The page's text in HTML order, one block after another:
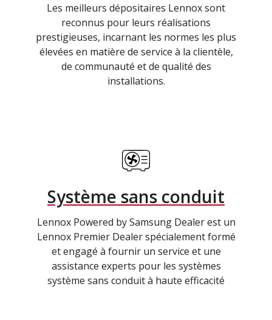
Les meilleurs dépositaires Lennox sont
reconnus pour leurs réalisations
prestigieuses, incarnant les normes les plus
élevées en matière de service à la clientèle,
de communauté et de qualité des
installations.
Système sans conduit
Lennox Powered by Samsung Dealer est un
Lennox Premier Dealer spécialement formé
et engagé à fournir un service et une
assistance experts pour les systèmes
système sans conduit à haute efficacité